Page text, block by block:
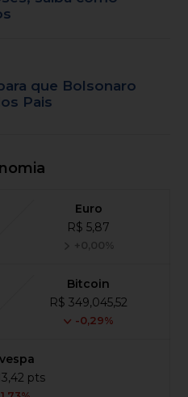
que Bolsonaro
Pais
Euro
R$ 5,87
+0,00%
Bitcoin
R$ 349,045,52
-0,29%
pts